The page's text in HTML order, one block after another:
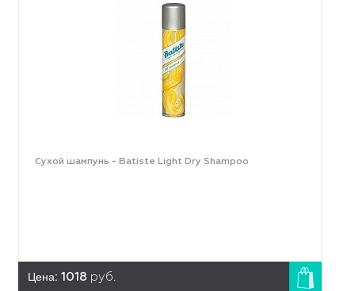
Сухой шампунь - Batiste Light Dry Shampoo
Цена: 1018 руб.